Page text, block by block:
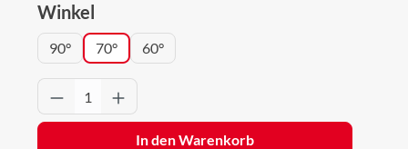
Winkel
90° 70° 60°
Produkt Anzahl: Gib den gewünschten
In den Warenkorb